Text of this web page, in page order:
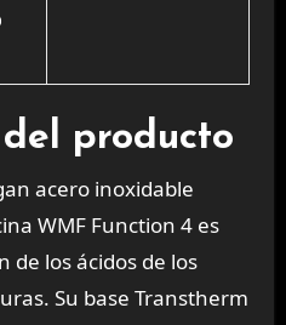
producto
acero inoxidable
WMF Function 4 es
de los ácidos de los
Su base Transtherm